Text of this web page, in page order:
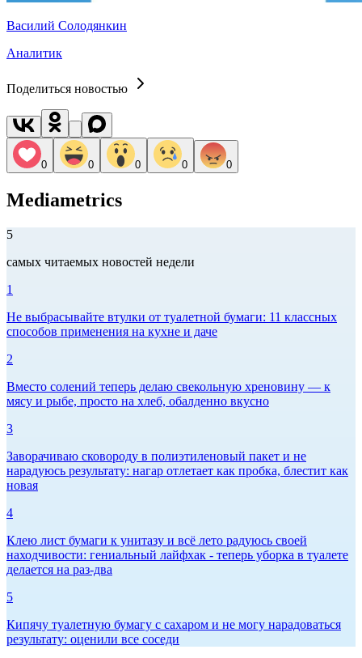
Василий Солодянкин
Аналитик
Поделиться новостью
0 0 0 0 0
Mediametrics
5
самых читаемых новостей недели
1
Не выбрасывайте втулки от туалетной бумаги: 11 классных
способов применения на кухне и даче
2
Вместо солений теперь делаю свекольную хреновину — к
мясу и рыбе, просто на хлеб, обалденно вкусно
3
Заворачиваю сковороду в полиэтиленовый пакет и не
нарадуюсь результату: нагар отлетает как пробка, блестит как
новая
4
Клею лист бумаги к унитазу и всё лето радуюсь своей
находчивости: гениальный лайфхак - теперь уборка в туалете
делается на раз-два
5
Кипячу туалетную бумагу с сахаром и не могу нарадоваться
результату: оценили все соседи